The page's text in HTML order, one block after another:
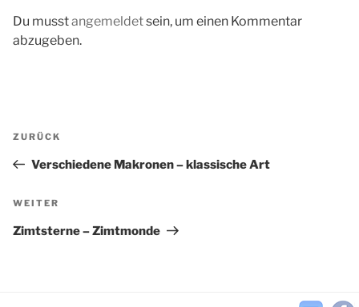
Du musstangemeldetsein, um einen Kommentar
abzugeben.
Vorheriger
ZURÜCK
Verschiedene Makronen – klassische Art
Nächster
WEITER
Zimtsterne – Zimtmonde